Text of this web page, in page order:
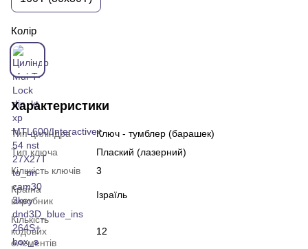
Колір
Характеристики
Тип циліндра
Ключ - тумблер (барашек)
Тип ключа
Плаский (лазерний)
Кількість ключів
3
Країна
виробник
Ізраїль
Кількість
кодових
елементів
12